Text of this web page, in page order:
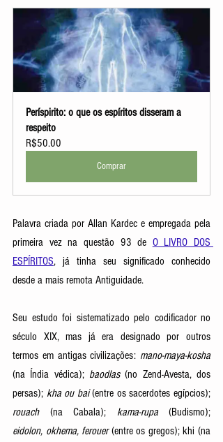
Períspirito: o que os espíritos disseram a
respeito
R$50.00
Comprar
Palavra criada por Allan Kardec e empregada pela
primeira vez na questão 93 de O LIVRO DOS
ESPÍRITOS, já tinha seu significado conhecido
desde a mais remota Antiguidade.
Seu estudo foi sistematizado pelo codificador no
século XIX, mas já era designado por outros
termos em antigas civilizações:
mano-maya-kosha
(na Índia védica); baodlas (no Zend-Avesta, dos
persas); kha ou bai
rouach (na Cabala); kama-rupa
eidolon, okhema, ferouer (entre os gregos); khi (na